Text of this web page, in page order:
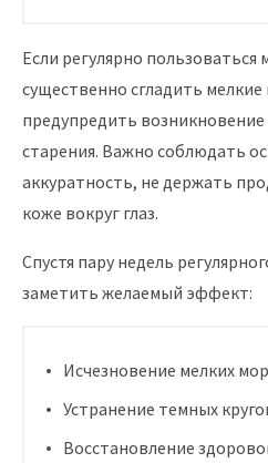
Если регулярно
существенно сгладить
предупредить
старения. Важно соблюдать
аккуратность, не держать
коже вокруг глаз.
Спустя пару недель
заметить желаемый эффект:
Исчезновение мелких
Устранение темных
Восстановление